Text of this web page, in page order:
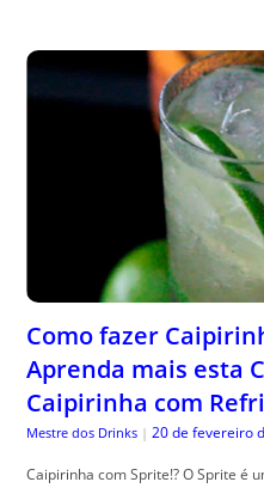
Como fazer
Aprenda mais esta
Caipirinha com
Mestre dos Drinks | 20 de fevereiro
Caipirinha com Sprite!? O Sprite é